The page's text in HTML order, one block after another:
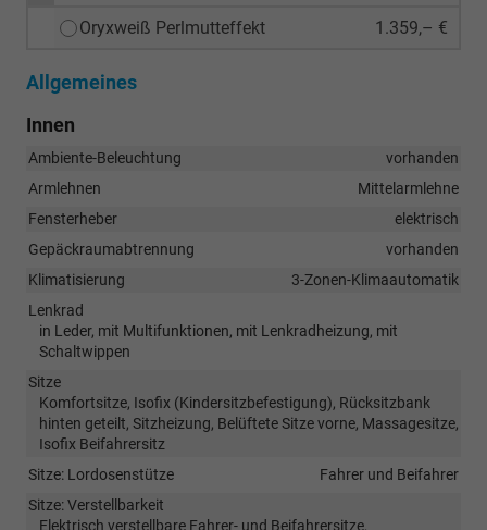
Oryxweiß Perlmutteffekt 1.359,– €
Allgemeines
Innen
Ambiente-Beleuchtung
vorhanden
Armlehnen
Mittelarmlehne
Fensterheber
elektrisch
Gepäckraumabtrennung
vorhanden
Klimatisierung
3-Zonen-Klimaautomatik
Lenkrad
in Leder, mit Multifunktionen, mit Lenkradheizung, mit
Schaltwippen
Sitze
Komfortsitze, Isofix (Kindersitzbefestigung), Rücksitzbank
hinten geteilt, Sitzheizung, Belüftete Sitze vorne, Massagesitze,
Isofix Beifahrersitz
Sitze: Lordosenstütze
Fahrer und Beifahrer
Sitze: Verstellbarkeit
Elektrisch verstellbare Fahrer- und Beifahrersitze,